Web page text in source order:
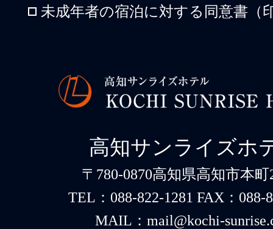
未成年者の宿泊に対する同意書（
高知サンライズホ
〒780-0870高知県高知市本町
TEL：088-822-1281 FAX：088-
MAIL：mail@kochi-